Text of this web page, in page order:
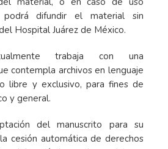
difundir el material sin
Hospital Juárez de México.
trabaja con una
contempla archivos en lenguaje
libre y exclusivo, para fines de
y general.
del manuscrito para su
cesión automática de derechos